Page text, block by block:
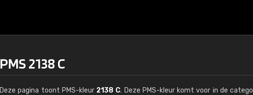
PMS 2138 C
Deze pagina toont PMS-kleur 2138 C. Deze PMS-kleur komt voor in de